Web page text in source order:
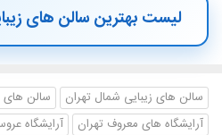
لیست بهترین سالن های
سالن های زیبایی شمال تهران
سالن های
آرایشگاه های معروف تهران
آرایشگاه